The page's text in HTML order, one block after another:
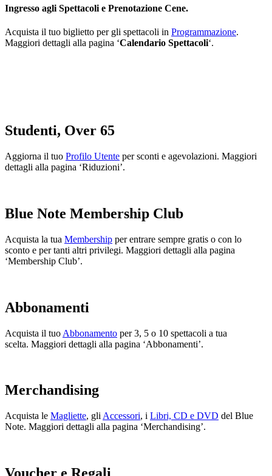
Ingresso agli Spettacoli e Prenotazione Cene.
Acquista il tuo biglietto per gli spettacoli in Programmazione.
Maggiori dettagli alla pagina ‘Calendario Spettacoli‘.
Studenti, Over 65
Aggiorna il tuo Profilo Utente per sconti e agevolazioni. Maggiori
dettagli alla pagina ‘Riduzioni’.
Blue Note Membership Club
Acquista la tua Membership per entrare sempre gratis o con lo
sconto e per tanti altri privilegi. Maggiori dettagli alla pagina
‘Membership Club’.
Abbonamenti
Acquista il tuo Abbonamento per 3, 5 o 10 spettacoli a tua
scelta. Maggiori dettagli alla pagina ‘Abbonamenti’.
Merchandising
Acquista le Magliette, gli Accessori, i Libri, CD e DVD del Blue
Note. Maggiori dettagli alla pagina ‘Merchandising’.